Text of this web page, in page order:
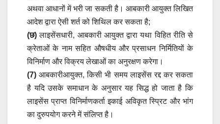
अथवा आधानों में भरी जा सकती है। आबकारी आयुक्त लिखित
आदेश द्वारा ऐसी शर्त को शिथिल कर सकता है;
(छ) लाइसेंसधारी, आबकारी आयुक्त द्वारा यथा विहित रीति से
क्रेताओं के नाम सहित औषधीय और प्रसाधन निर्मितियों के
विनिर्माण और विक्रय लेखाओं का अनुरक्षण करेगा।
(7) आबकारीआयुक्त, किसी भी समय लाइसेंस रद्द कर सकता
है यदि उसके समाधान के अनुसार यह सिद्ध हो जाता है कि
लाइसेंस प्राप्त विनिर्माणकर्ता इकाई अविकृत स्प्रिट और भांग
का दुरुपयोग करने में संलिप्त है।